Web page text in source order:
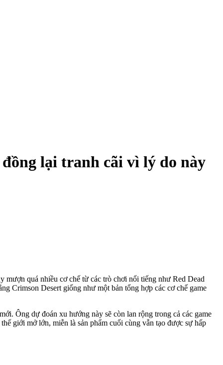
đồng lại tranh cãi vì lý do này
mượn quá nhiều cơ chế từ các trò chơi nổi tiếng như Red Dead
Crimson Desert giống như một bản tổng hợp các cơ chế game
Ông dự đoán xu hướng này sẽ còn lan rộng trong cả các game
giới mở lớn, miễn là sản phẩm cuối cùng vẫn tạo được sự hấp